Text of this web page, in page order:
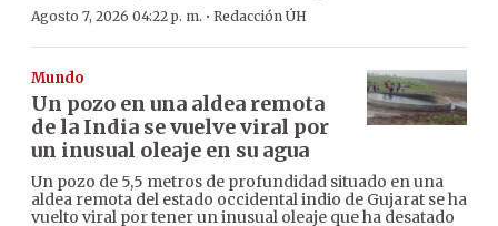
Agosto 7, 2026 04:22 p. m. · Redacción ÚH
Mundo
Un pozo en una aldea remota
de la India se vuelve viral por
un inusual oleaje en su agua
Un pozo de 5,5 metros de profundidad situado en una
aldea remota del estado occidental indio de Gujarat se ha
vuelto viral por tener un inusual oleaje que ha desatado